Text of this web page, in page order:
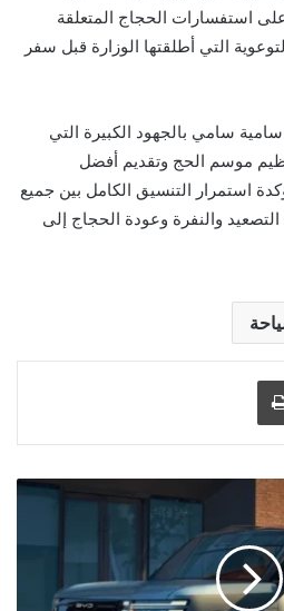
على استفسارات الحجاج المتعلقة
التي أطلقتها الوزارة قبل سفر
سامي بالجهود الكبيرة التي
موسم الحج وتقديم أفضل
استمرار التنسيق الكامل بين جميع
والنفرة وعودة الحجاج إلى
طباعة